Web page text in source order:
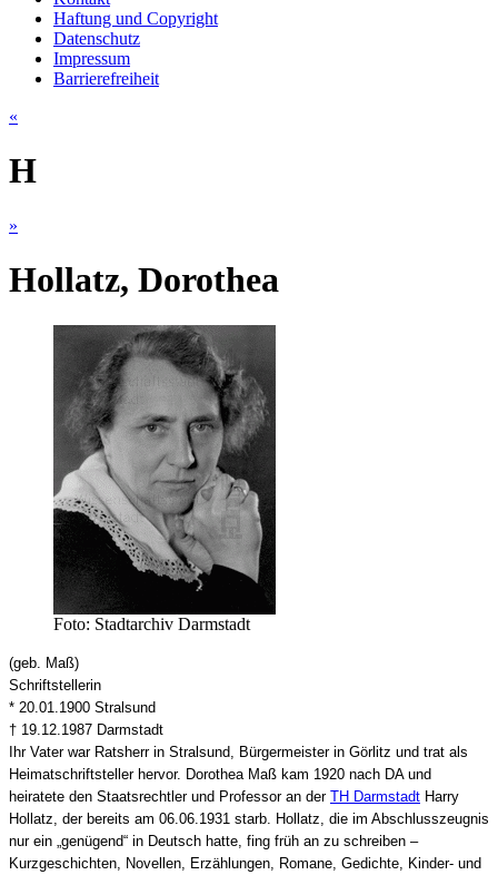
Haftung und Copyright
Datenschutz
Impressum
Barrierefreiheit
«
H
»
Hollatz, Dorothea
Foto: Stadtarchiv Darmstadt
(geb. Maß)
Schriftstellerin
* 20.01.1900 Stralsund
† 19.12.1987 Darmstadt
Ihr Vater war Ratsherr in Stralsund, Bürgermeister in Görlitz und trat als
Heimatschriftsteller hervor. Dorothea Maß kam 1920 nach DA und
heiratete den Staatsrechtler und Professor an der TH Darmstadt Harry
Hollatz, der bereits am 06.06.1931 starb. Hollatz, die im Abschlusszeugnis
nur ein „genügend“ in Deutsch hatte, fing früh an zu schreiben –
Kurzgeschichten, Novellen, Erzählungen, Romane, Gedichte, Kinder- und